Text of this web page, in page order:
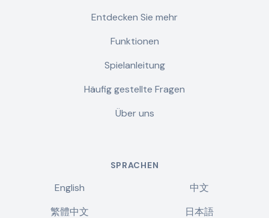
Entdecken Sie mehr
Funktionen
Spielanleitung
Häufig gestellte Fragen
Über uns
SPRACHEN
English
中文
繁體中文
日本語